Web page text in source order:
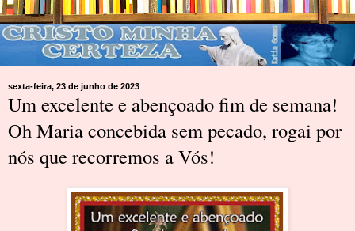
sexta-feira, 23 de junho de 2023
Um excelente e abençoado fim de semana!
Oh Maria concebida sem pecado, rogai por
nós que recorremos a Vós!